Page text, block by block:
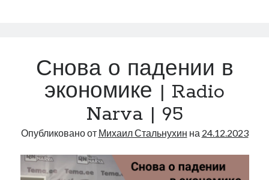
Narva
96
Снова о падении в
экономике | Radio
Narva | 95
Опубликовано от Михаил Стальнухин на 24.12.2023